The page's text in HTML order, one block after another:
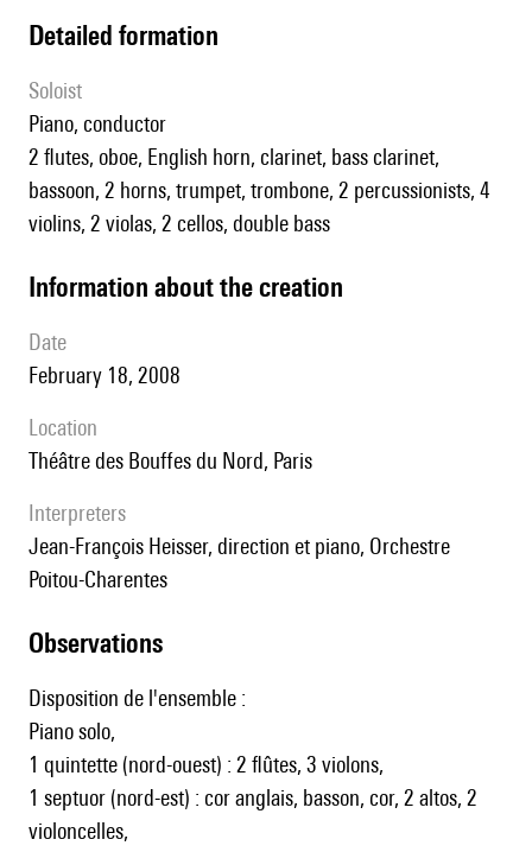
detailed formation
Soloist
piano, conductor
2 flutes, oboe, English horn, clarinet, bass clarinet,
bassoon, 2 horns, trumpet, trombone, 2 percussionists, 4
violins, 2 violas, 2 cellos, double bass
information about the creation
date
February 18, 2008
location
théâtre des Bouffes du Nord, Paris
interpreters
Jean-François Heisser, direction et piano, Orchestre
Poitou-Charentes
observations
Disposition de l'ensemble :
Piano solo,
1 quintette (nord-ouest) : 2 flûtes, 3 violons,
1 septuor (nord-est) : cor anglais, basson, cor, 2 altos, 2
violoncelles,